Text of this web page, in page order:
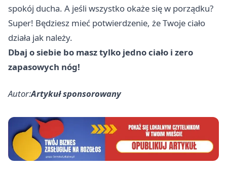
spokój ducha. A jeśli wszystko okaże się w porządku?
Super! Będziesz mieć potwierdzenie, że Twoje ciało
działa jak należy.
Dbaj o siebie bo masz tylko jedno ciało i zero
zapasowych nóg!
Autor:Artykuł sponsorowany